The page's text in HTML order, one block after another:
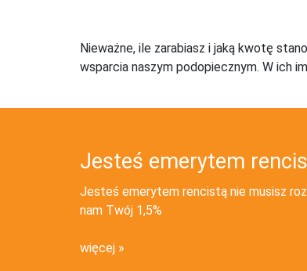
Nieważne, ile zarabiasz i jaką kwotę
wsparcia naszym podopiecznym. W ich
Jesteś emerytem
Jesteś emerytem rencistą nie musisz
nam Twój 1,5%
więcej